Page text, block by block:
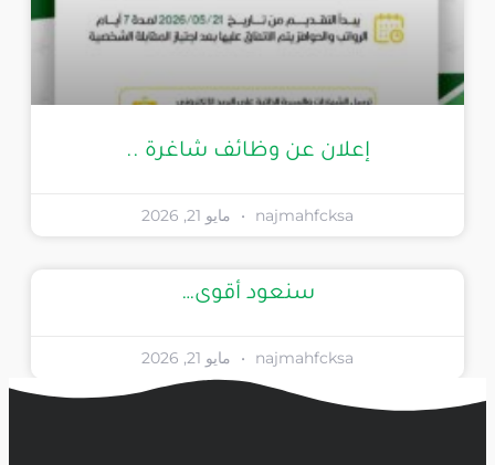
إعلان عن وظائف شاغرة ..
najmahfcksa مايو 21, 2026
سنعود أقوى…
najmahfcksa مايو 21, 2026